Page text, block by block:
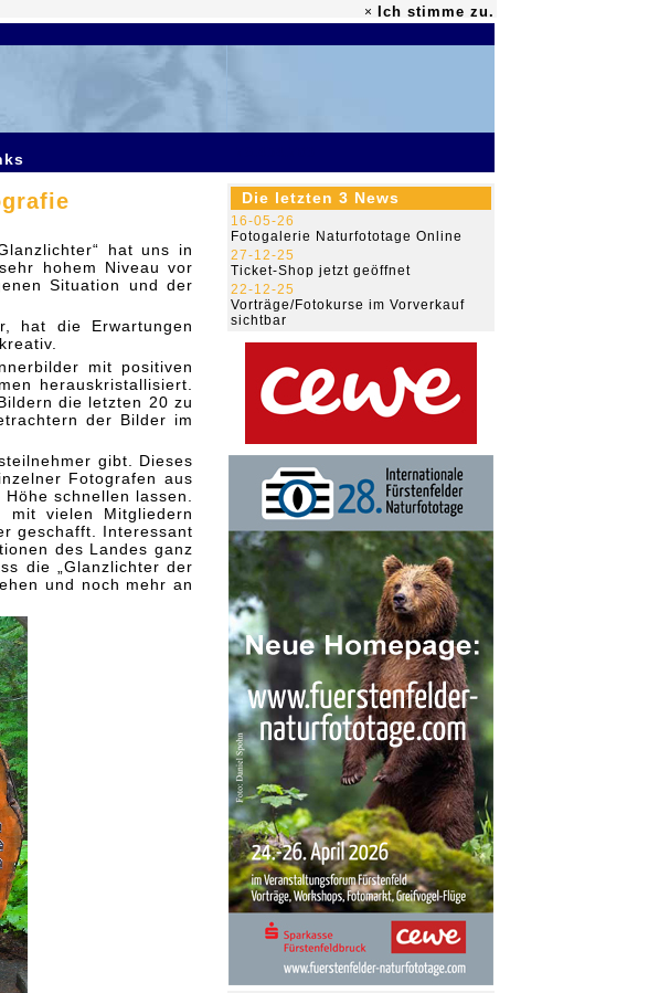
× Ich stimme zu.
hat uns in
hohem Niveau vor
Situation und der
hat die Erwartungen
mit positiven
herauskristallisiert.
die letzten 20 zu
der Bilder im
gibt. Dieses
Fotografen aus
schnellen lassen.
mit vielen Mitgliedern
geschafft. Interessant
des Landes ganz
die „Glanzlichter der
und noch mehr an
Die letzten 3 News
16-05-26
Fotogalerie Naturfototage Online
27-12-25
Ticket-Shop jetzt geöffnet
22-12-25
Vorträge/Fotokurse im Vorverkauf
sichtbar